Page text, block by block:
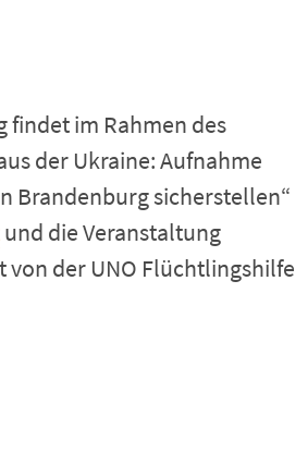
findet im Rahmen des
der Ukraine: Aufnahme
Brandenburg sicherstellen“
und die Veranstaltung
der UNO Flüchtlingshilfe